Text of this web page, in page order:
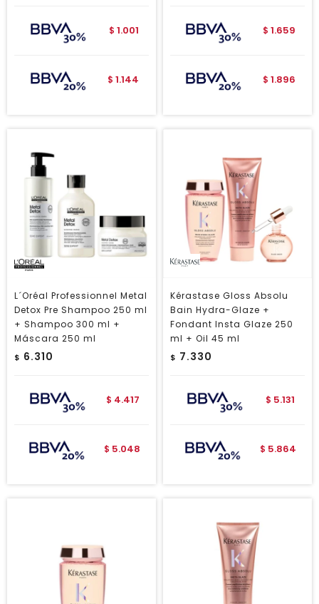
$ 1.001
$ 1.144
$ 1.659
$ 1.896
L´Oréal Professionnel Metal
Detox Pre Shampoo 250 ml
+ Shampoo 300 ml +
Máscara 250 ml
$ 6.310
$ 4.417
$ 5.048
Kérastase Gloss Absolu
Bain Hydra-Glaze +
Fondant Insta Glaze 250
ml + Oil 45 ml
$ 7.330
$ 5.131
$ 5.864